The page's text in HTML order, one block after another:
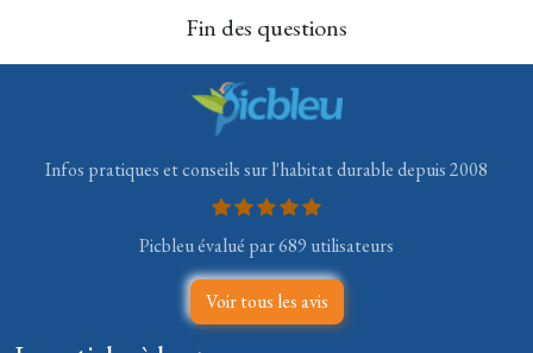
Fin des questions
Infos pratiques et conseils sur l'habitat durable depuis 2008
Picbleu évalué par 689 utilisateurs
Voir tous les avis